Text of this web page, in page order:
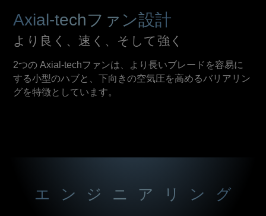
Axial-techファン設計
より良く、速く、そして強く
2つの Axial-techファンは、より長いブレードを容易に
する小型のハブと、下向きの空気圧を高めるバリアリン
グを特徴としています。
エンジニアリング